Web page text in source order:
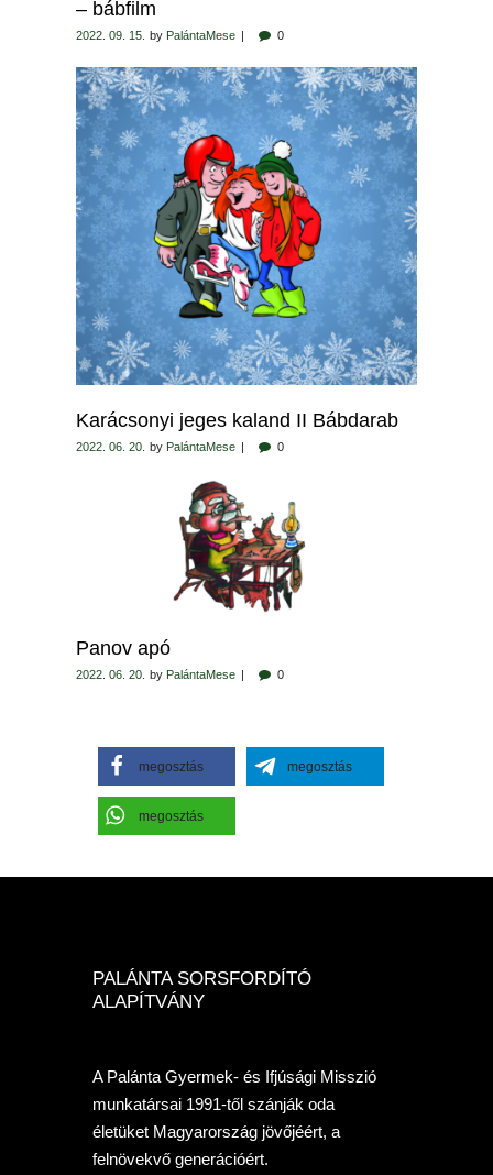
– bábfilm
2022. 09. 15. by PalántaMese 0
Karácsonyi jeges kaland II Bábdarab
2022. 06. 20. by PalántaMese 0
Panov apó
2022. 06. 20. by PalántaMese 0
megosztás megosztás
megosztás
PALÁNTA SORSFORDÍTÓ
ALAPÍTVÁNY
A Palánta Gyermek- és Ifjúsági Misszió
munkatársai 1991-től szánják oda
életüket Magyarország jövőjéért, a
felnövekvő generációért.